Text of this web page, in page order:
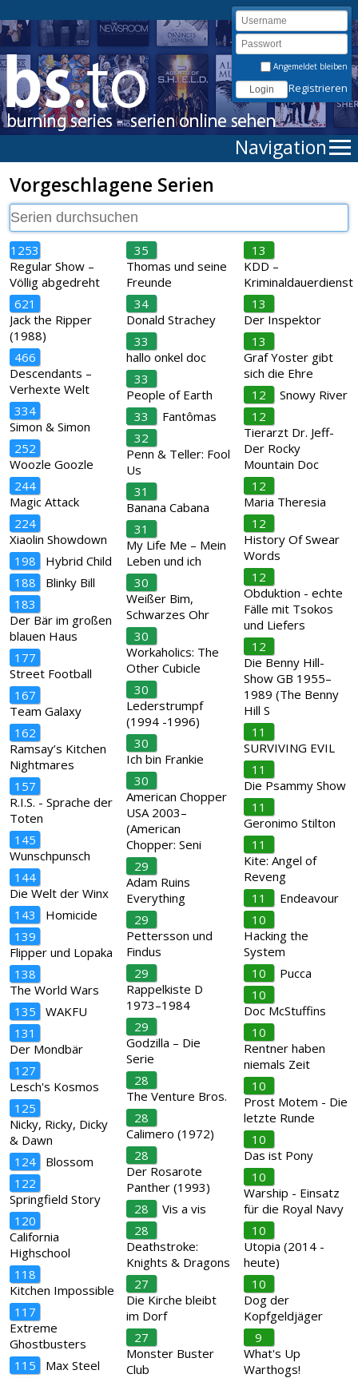
Angemeldet bleiben
Registrieren
Navigation
Vorgeschlagene Serien
1253
Regular Show –
Völlig abgedreht
621
Jack the Ripper
(1988)
466
Descendants –
Verhexte Welt
334
Simon & Simon
252
Woozle Goozle
244
Magic Attack
224
Xiaolin Showdown
198
Hybrid Child
188
Blinky Bill
183
Der Bär im großen
blauen Haus
177
Street Football
167
Team Galaxy
162
Ramsay’s Kitchen
Nightmares
157
R.I.S. - Sprache der
Toten
145
Wunschpunsch
144
Die Welt der Winx
143
Homicide
139
Flipper und Lopaka
138
The World Wars
135
WAKFU
131
Der Mondbär
127
Lesch's Kosmos
125
Nicky, Ricky, Dicky
& Dawn
124
Blossom
122
Springfield Story
120
California
Highschool
118
Kitchen Impossible
117
Extreme
Ghostbusters
115
Max Steel
35
Thomas und seine
Freunde
34
Donald Strachey
33
hallo onkel doc
33
People of Earth
33
Fantômas
32
Penn & Teller: Fool
Us
31
Banana Cabana
31
My Life Me – Mein
Leben und ich
30
Weißer Bim,
Schwarzes Ohr
30
Workaholics: The
Other Cubicle
30
Lederstrumpf
(1994 -1996)
30
Ich bin Frankie
30
American Chopper
USA 2003–
(American
Chopper: Seni
29
Adam Ruins
Everything
29
Pettersson und
Findus
29
Rappelkiste D
1973–1984
29
Godzilla – Die
Serie
28
The Venture Bros.
28
Calimero (1972)
28
Der Rosarote
Panther (1993)
28
Vis a vis
28
Deathstroke:
Knights & Dragons
27
Die Kirche bleibt
im Dorf
27
Monster Buster
Club
13
KDD –
Kriminaldauerdienst
13
Der Inspektor
13
Graf Yoster gibt
sich die Ehre
12
Snowy River
12
Tierarzt Dr. Jeff-
Der Rocky
Mountain Doc
12
Maria Theresia
12
History Of Swear
Words
12
Obduktion - echte
Fälle mit Tsokos
und Liefers
12
Die Benny Hill-
Show GB 1955–
1989 (The Benny
Hill S
11
SURVIVING EVIL
11
Die Psammy Show
11
Geronimo Stilton
11
Kite: Angel of
Reveng
11
Endeavour
10
Hacking the
System
10
Pucca
10
Doc McStuffins
10
Rentner haben
niemals Zeit
10
Prost Motem - Die
letzte Runde
10
Das ist Pony
10
Warship - Einsatz
für die Royal Navy
10
Utopia (2014 -
heute)
10
Dog der
Kopfgeldjäger
9
What's Up
Warthogs!